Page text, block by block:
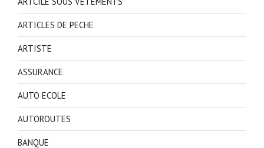
ARTICLES DE PECHE
ARTISTE
ASSURANCE
AUTO ECOLE
AUTOROUTES
BANQUE